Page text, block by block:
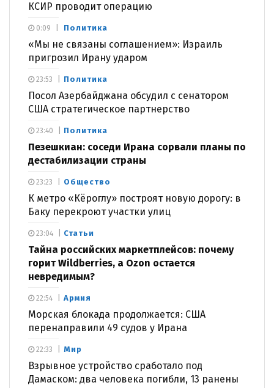
КСИР проводит операцию
Политика
«Мы не связаны соглашением»: Израиль
пригрозил Ирану ударом
0:09
Политика
Посол Азербайджана обсудил с сенатором
США стратегическое партнерство
23:53
Политика
Пезешкиан: соседи Ирана сорвали планы по
дестабилизации страны
23:40
Общество
К метро «Кёроглу» построят новую дорогу: в
Баку перекроют участки улиц
23:23
Статьи
Тайна российских маркетплейсов: почему
горит Wildberries, а Ozon остается
невредимым?
23:04
Армия
Морская блокада продолжается: США
перенаправили 49 судов у Ирана
22:54
Мир
Взрывное устройство сработало под
Дамаском: два человека погибли, 13 ранены
22:33